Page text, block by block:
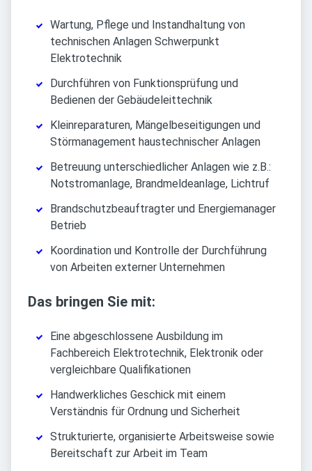
Wartung, Pflege und Instandhaltung von
technischen Anlagen Schwerpunkt
Elektrotechnik
Durchführen von Funktionsprüfung und
Bedienen der Gebäudeleittechnik
Kleinreparaturen, Mängelbeseitigungen und
Störmanagement haustechnischer Anlagen
Betreuung unterschiedlicher Anlagen wie z.B.:
Notstromanlage, Brandmeldeanlage, Lichtruf
Brandschutzbeauftragter und Energiemanager
Betrieb
Koordination und Kontrolle der Durchführung
von Arbeiten externer Unternehmen
Das bringen Sie mit:
Eine abgeschlossene Ausbildung im
Fachbereich Elektrotechnik, Elektronik oder
vergleichbare Qualifikationen
Handwerkliches Geschick mit einem
Verständnis für Ordnung und Sicherheit
Strukturierte, organisierte Arbeitsweise sowie
Bereitschaft zur Arbeit im Team